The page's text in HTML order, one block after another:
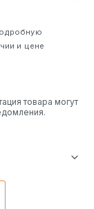
PMW3391 с
разрешение
и цене
товара могут